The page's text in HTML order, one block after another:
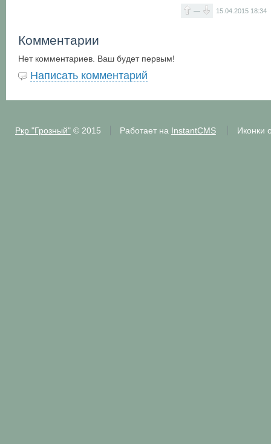
— 15.04.2015 18:34
Комментарии
Нет комментариев. Ваш будет первым!
Написать комментарий
Ркр "Грозный"© 2015 Работает на InstantCMS Иконки